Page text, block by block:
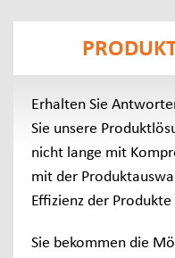
Erhalten Sie
Sie unsere
nicht lange mit
mit der
Effizienz der Produkte
Sie bekommen die